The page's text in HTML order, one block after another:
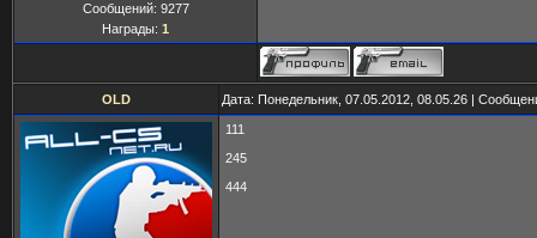
Сообщений: 9277
Награды: 1
OLD Дата: Понедельник, 07.05.2012, 08.05.26 |
111
245
444